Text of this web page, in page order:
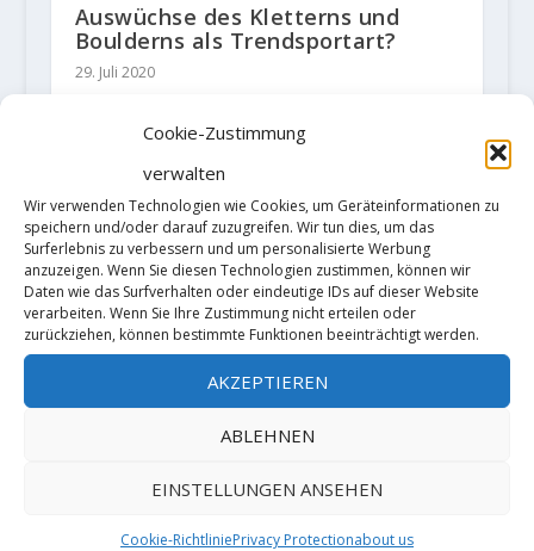
Cookie-Zustimmung
verwalten
Wir verwenden Technologien wie Cookies, um Geräteinformationen zu
speichern und/oder darauf zuzugreifen. Wir tun dies, um das
Surferlebnis zu verbessern und um personalisierte Werbung
anzuzeigen. Wenn Sie diesen Technologien zustimmen, können wir
Daten wie das Surfverhalten oder eindeutige IDs auf dieser Website
verarbeiten. Wenn Sie Ihre Zustimmung nicht erteilen oder
zurückziehen, können bestimmte Funktionen beeinträchtigt werden.
AKZEPTIEREN
ABLEHNEN
EINSTELLUNGEN ANSEHEN
Cookie-RichtliniePrivacy Protectionabout us
Auswüchse des Kletterns und
Boulderns als Trendsportart?
29. Juli 2020